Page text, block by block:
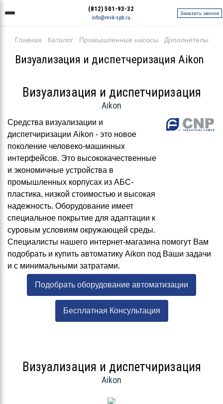
(812) 501-93-32
info@mvk-spb.ru
Заказать звонок
Главная Каталог Промышленные насосы Дополнительное
Визуализация и диспетчеризация Aikon
Визуализация и диспетчиризация
Aikon
Средства визуализации и
диспетчиризации Aikon - это новое
поколение человеко-машинных
интерфейсов. Это высококачественные
и экономичные устройства в
промышленных корпусах из АБС-
пластика, низкой стоимостью и высокая
надежность. Оборудование имеет
специальное покрытие для адаптации к
суровым условиям окружающей среды.
Специалисты нашего интернет-магазина помогут Вам
подобрать и купить автоматику Aikon под Ваши задачи
и с минимальными затратами.
Подобрать оборудование автоматизации
Бесплатная Консультация
Визуализация и диспетчиризация
Aikon